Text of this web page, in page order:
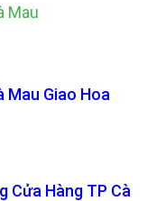
Mau
Mau Giao Hoa
Cửa Hàng TP Cà